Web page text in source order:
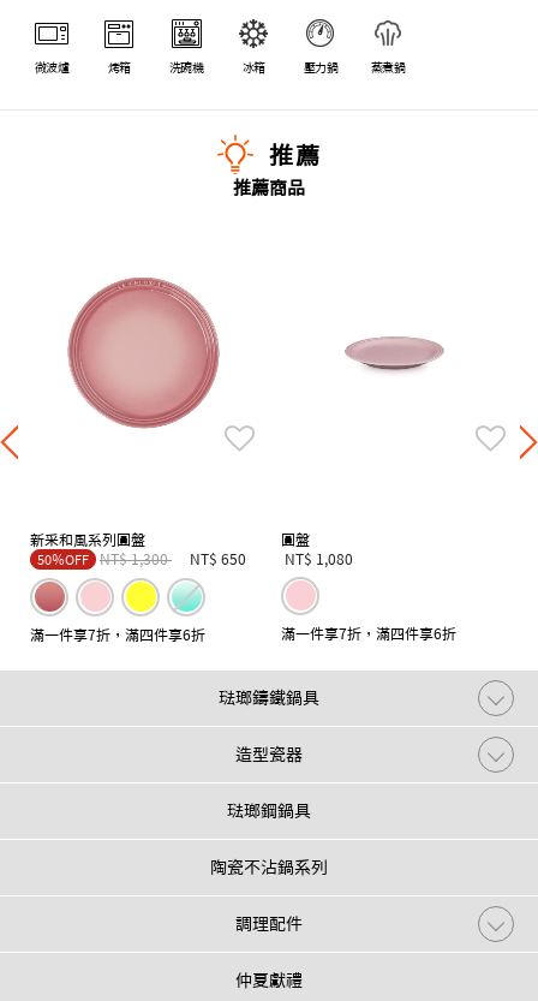
微波爐 烤箱 洗碗機 冰箱 壓力鍋 蒸煮鍋
推薦
推薦商品
新采和風系列圓盤
50％OFF Price reduced from
NT$ 1,300to NT$ 650
滿一件享7折，滿四件享6折
圓盤
NT$ 1,080
滿一件享7折，滿四件享6折
琺瑯鑄鐵鍋具
造型瓷器
琺瑯鋼鍋具
陶瓷不沾鍋系列
調理配件
仲夏獻禮